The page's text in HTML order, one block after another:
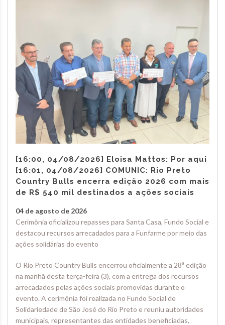
[16:00, 04/08/2026] Eloisa Mattos: Por aqui
[16:01, 04/08/2026] COMUNIC: Rio Preto
Country Bulls encerra edição 2026 com mais
de R$ 540 mil destinados a ações sociais
04 de agosto de 2026
Cerimônia oficializou repasses para Santa Casa, Fundo Social e
destacou recursos arrecadados para a Funfarme por meio das
ações solidárias do evento
O Rio Preto Country Bulls encerrou oficialmente a 28ª edição
na manhã desta terça-feira (3), com a entrega dos recursos
arrecadados pelas ações sociais promovidas durante o
evento. A cerimônia foi realizada no Fundo Social de
Solidariedade de São José do Rio Preto e reuniu autoridades
municipais, representantes das entidades beneficiadas,